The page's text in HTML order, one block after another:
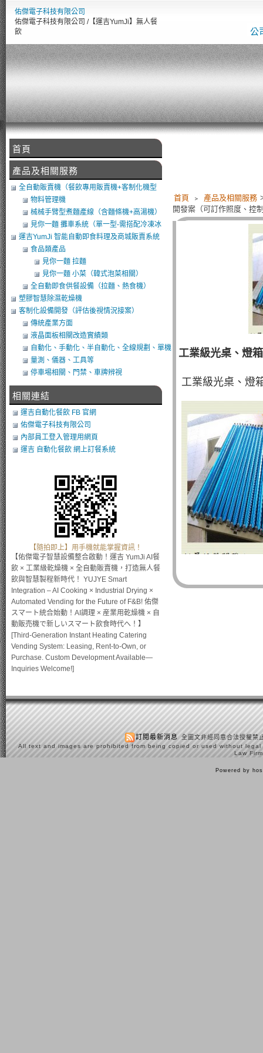
佑傑電子科技有限公司
佑傑電子科技有限公司 /【運吉YumJi】無人餐
飲
公
首頁 ﹥ 產品及相關服務
開發案（可訂作照度、控
工業級光桌、燈
工業級光桌、燈
首頁
產品及相關服務
全自動販賣機（餐飲專用販賣機+客制化機型
+軟體開發）
物料管理機
械械手臂型煮麵產線（含麵條機+高湯機）
（可搭POS）
見你一麵 攤車系統（單一型-需搭配冷凍冰
庫）
運吉YumJi 智能自動即食料理及商城販賣系統
食品類產品
見你一麵 拉麵
見你一麵 小菜（韓式泡菜相關）
全自動即食供餐設備（拉麵、熱食機）
塑膠智慧除濕乾燥機
客制化設備開發（評估後視情況接案）
傳統產業方面
液晶面板相關改造實績類
自動化、手動化、半自動化、全線規劃、單機
類改造
量測、儀器、工具等
停車埸相關、門禁、車牌辨視
相關連結
運吉自動化餐飲 FB 官網
佑傑電子科技有限公司
內部員工登入管理用網頁
運吉 自動化餐飲 網上訂餐系統
【隨拍即上】用手機就能掌握資訊！
【佑傑電子智慧設備整合啟動！運吉 YumJi AI餐
飲 × 工業級乾燥機 × 全自動販賣機，打造無人餐
飲與智慧製程新時代！ YUJYE Smart
Integration – AI Cooking × Industrial Drying ×
Automated Vending for the Future of F&B! 佑傑
スマート統合始動！AI調理 × 産業用乾燥機 × 自
動販売機で新しいスマート飲食時代へ！】
[Third-Generation Instant Heating Catering
Vending System: Leasing, Rent-to-Own, or
Purchase. Custom Development Available—
Inquiries Welcome!]
訂閱最新消息 全圖文非經同意合法授權禁
All text and images are prohibited from being copied or used without
Law
Powered by